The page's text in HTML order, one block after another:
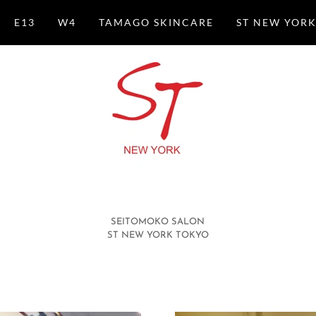
E13 W4 TAMAGO SKINCARE ST NEW
SEITOMOKO SALON
ST NEW YORK TOKYO